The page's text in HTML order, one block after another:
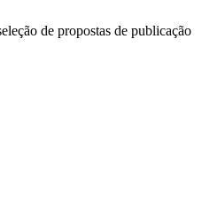
de propostas de publicação